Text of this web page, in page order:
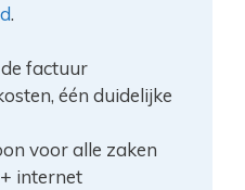
.
factuur
één duidelijke
voor alle zaken
internet